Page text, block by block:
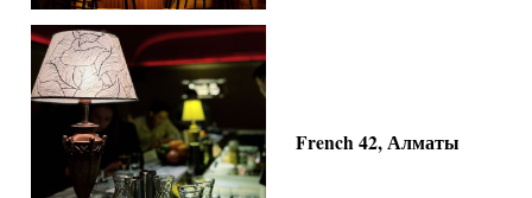
French 42, Алматы